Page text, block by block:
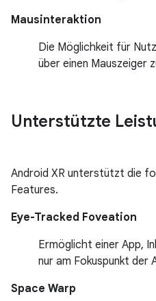
Mausinteraktion
Die Möglichkeit für
über einen Mauszeiger
Unterstützte
Android XR unterstützt die
Features.
Eye-Tracked Foveation
Ermöglicht einer App,
nur am Fokuspunkt der
Space Warp